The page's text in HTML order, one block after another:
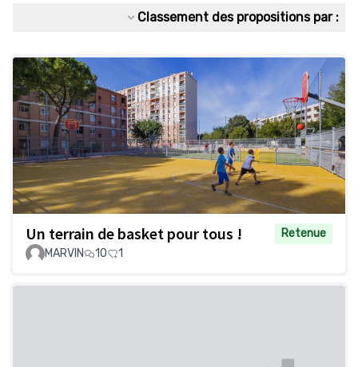
Classement des propositions par :
Un terrain de basket pour tous !
Retenue
MARVIN
10 1